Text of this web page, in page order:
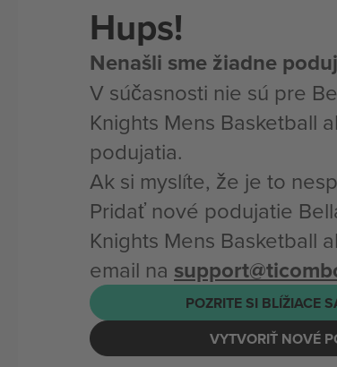
Hups!
Nenašli sme žiadne
V súčasnosti nie sú pre
Knights Mens Basketball
podujatia.
Ak si myslíte, že je to
Pridať nové podujatie
Knights Mens Basketball
email na
POZRITE SI BLÍŽIACE
VYTVORIŤ NOVÉ